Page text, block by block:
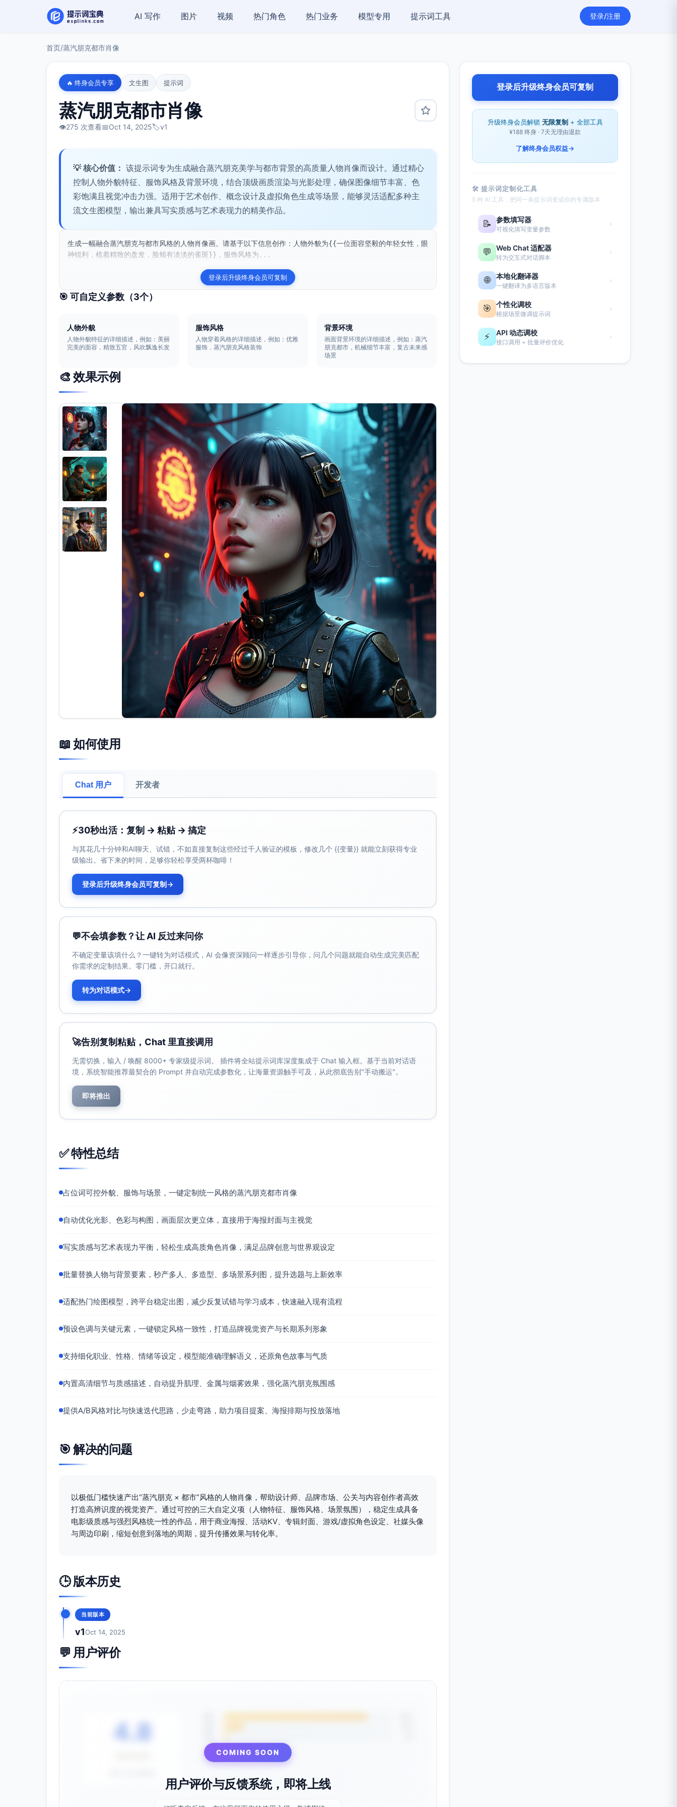
AI 写作 图片 视频 热门角色 热门业务 模型专用 提示词工具 登录/注册
首页/蒸汽朋克都市肖像
🔥 终身会员专享 文生图 提示词
蒸汽朋克都市肖像
👁️275 次查看📅Oct 14, 2025🏷️v1
💡 核心价值： 该提示词专为生成融合蒸汽朋克美学与都市背景的高质量人物肖像而设计。通过精心
控制人物外貌特征、服饰风格及背景环境，结合顶级画质渲染与光影处理，确保图像细节丰富、色
彩饱满且视觉冲击力强。适用于艺术创作、概念设计及虚拟角色生成等场景，能够灵活适配多种主
流文生图模型，输出兼具写实质感与艺术表现力的精美作品。
生成一幅融合蒸汽朋克与都市风格的人物肖像画。请基于以下信息创作：人物外貌为{{一位面容坚毅的年轻女性，眼
神锐利，梳着精致的盘发，脸颊有淡淡的雀斑}}，服饰风格为...
登录后升级终身会员可复制
🎯 可自定义参数（3个）
人物外貌
人物外貌特征的详细描述，例如：美丽
完美的面容，精致五官，风吹飘逸长发
服饰风格
人物穿着风格的详细描述，例如：优雅
服饰，蒸汽朋克风格装饰
背景环境
画面背景环境的详细描述，例如：蒸汽
朋克都市，机械细节丰富，复古未来感
场景
🎨 效果示例
📖 如何使用
Chat 用户 开发者
⚡30秒出活：复制 → 粘贴 → 搞定
与其花几十分钟和AI聊天、试错，不如直接复制这些经过千人验证的模板，修改几个 {{变量}} 就能立刻获得专业
级输出。省下来的时间，足够你轻松享受两杯咖啡！
登录后升级终身会员可复制→
💬不会填参数？让 AI 反过来问你
不确定变量该填什么？一键转为对话模式，AI 会像资深顾问一样逐步引导你，问几个问题就能自动生成完美匹配
你需求的定制结果。零门槛，开口就行。
转为对话模式→
🚀告别复制粘贴，Chat 里直接调用
无需切换，输入 / 唤醒 8000+ 专家级提示词。 插件将全站提示词库深度集成于 Chat 输入框。基于当前对话语
境，系统智能推荐最契合的 Prompt 并自动完成参数化，让海量资源触手可及，从此彻底告别"手动搬运"。
即将推出
✅ 特性总结
占位词可控外貌、服饰与场景，一键定制统一风格的蒸汽朋克都市肖像
自动优化光影、色彩与构图，画面层次更立体，直接用于海报封面与主视觉
写实质感与艺术表现力平衡，轻松生成高质角色肖像，满足品牌创意与世界观设定
批量替换人物与背景要素，秒产多人、多造型、多场景系列图，提升选题与上新效率
适配热门绘图模型，跨平台稳定出图，减少反复试错与学习成本，快速融入现有流程
预设色调与关键元素，一键锁定风格一致性，打造品牌视觉资产与长期系列形象
支持细化职业、性格、情绪等设定，模型能准确理解语义，还原角色故事与气质
内置高清细节与质感描述，自动提升肌理、金属与烟雾效果，强化蒸汽朋克氛围感
提供A/B风格对比与快速迭代思路，少走弯路，助力项目提案、海报排期与投放落地
🎯 解决的问题
以极低门槛快速产出“蒸汽朋克 × 都市”风格的人物肖像，帮助设计师、品牌市场、公关与内容创作者高效
打造高辨识度的视觉资产。通过可控的三大自定义项（人物特征、服饰风格、场景氛围），稳定生成具备
电影级质感与强烈风格统一性的作品，用于商业海报、活动KV、专辑封面、游戏/虚拟角色设定、社媒头像
与周边印刷，缩短创意到落地的周期，提升传播效果与转化率。
🕒 版本历史
当前版本
v1Oct 14, 2025
💬 用户评价
4.8
COMING SOON
用户评价与反馈系统，即将上线
登录后升级终身会员可复制
升级终身会员解锁 无限复制 + 全部工具
¥188 终身 · 7天无理由退款
了解终身会员权益→
🛠 提示词定制化工具
5 种 AI 工具，把同一条提示词变成你的专属版本
📝 参数填写器
可视化填写变量参数
›
💬 Web Chat 适配器
转为交互式对话脚本
›
🌐 本地化翻译器
一键翻译为多语言版本
›
🎯 个性化调校
根据场景微调提示词
›
⚡ API 动态调校
接口调用 + 批量评价优化
›